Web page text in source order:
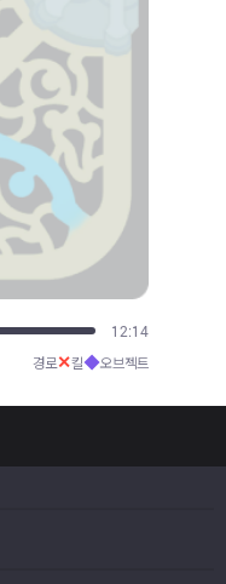
13:26
경로✕킬◆오브젝트